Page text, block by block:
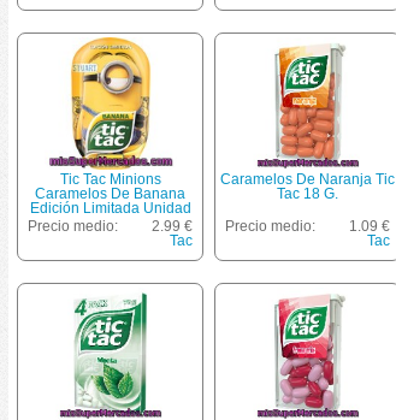
Tic Tac Minions
Caramelos De Banana
Edición Limitada Unidad
82 G
Precio medio:
2.99 €
Tac
Caramelos De Naranja Tic
Tac 18 G.
Precio medio:
1.09 €
Tac